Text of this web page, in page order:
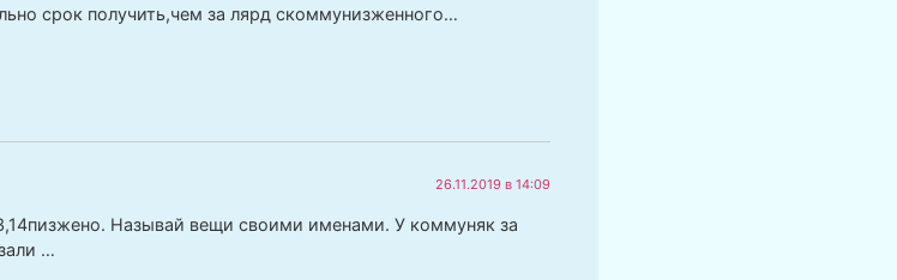
срок получить,чем за лярд скоммунизженного…
26.11.2019 в 14:09
Называй вещи своими именами. У коммуняк за
…